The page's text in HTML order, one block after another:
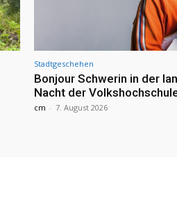
Stadtgeschehen
Bonjour Schwerin in der
Nacht der
cm - 7. August 2026